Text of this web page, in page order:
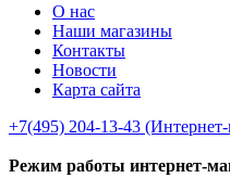
О нас
Наши магазины
Контакты
Новости
Карта сайта
+7(495) 204-13-43
Режим работы интернет-